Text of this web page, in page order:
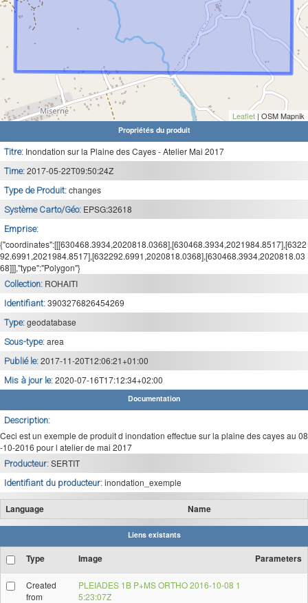
Leaflet | OSM Mapnik
Propriétés du produit
Titre: Inondation sur la Plaine des Cayes - Atelier Mai 2017
Time: 2017-05-22T09:50:24Z
Type de Produit: changes
Système Carto/Géo: EPSG:32618
Emprise:
{"coordinates":[[[630468.3934,2020818.0368],[630468.3934,2021984.8517],[6322
92.6991,2021984.8517],[632292.6991,2020818.0368],[630468.3934,2020818.03
68]]],"type":"Polygon"}
Collection: ROHAITI
Identifiant: 3903276826454269
Type: geodatabase
Sous-type: area
Publié le: 2017-11-20T12:06:21+01:00
Mis à jour le: 2020-07-16T17:12:34+02:00
Documentation
Description:
Ceci est un exemple de produit d inondation effectue sur la plaine des cayes au 08
-10-2016 pour l atelier de mai 2017
Producteur: SERTIT
Identifiant du producteur: inondation_exemple
Language Name
Liens existants
Type Image Parameters
Created
from
PLEIADES 1B P+MS ORTHO 2016-10-08 1
5:23:07Z